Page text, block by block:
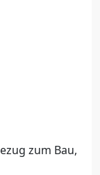
zum Bau,